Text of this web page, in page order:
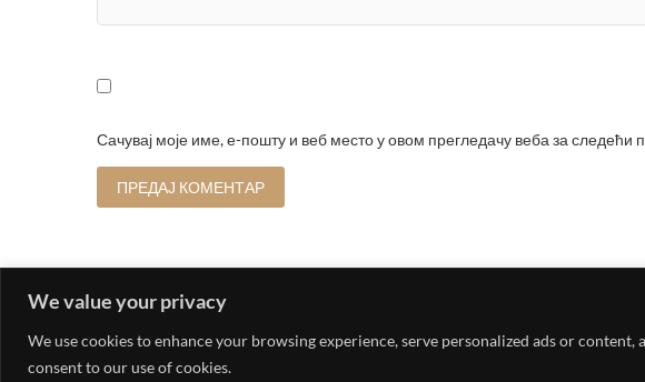
We value your privacy
We use cookies to enhance your browsing experience, serve personalized ads or
consent to our use of cookies.
Сачувај моје име, е-пошту и веб место у овом прегледачу веба за следећи